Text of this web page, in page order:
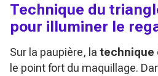
Technique du
pour illuminer le
Sur la paupière, la technique
le point fort du maquillage.